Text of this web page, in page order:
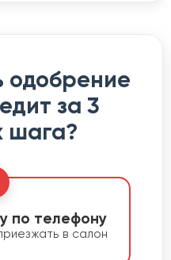
одобрение
за 3
шага?
по телефону
в салон